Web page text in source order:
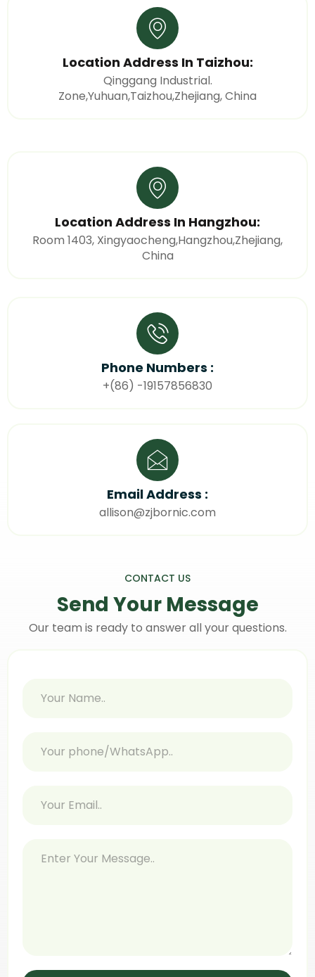
Location Address In Taizhou:
Qinggang Industrial.
Zone,Yuhuan,Taizhou,Zhejiang, China
Location Address In Hangzhou:
Room 1403, Xingyaocheng,Hangzhou,Zhejiang,
China
Phone Numbers :
+(86) -19157856830
Email Address :
allison@zjbornic.com
CONTACT US
Send Your Message
Our team is ready to answer all your questions.